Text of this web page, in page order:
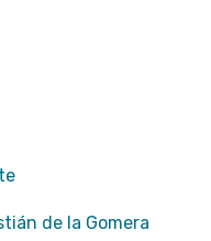
de la Gomera